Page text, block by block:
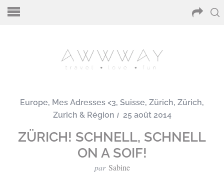
Europe, Mes Adresses <3, Suisse, Zürich, Zürich,
Zurich & Région
25 août 2014
ZÜRICH! SCHNELL, SCHNELL
ON A SOIF!
par Sabine